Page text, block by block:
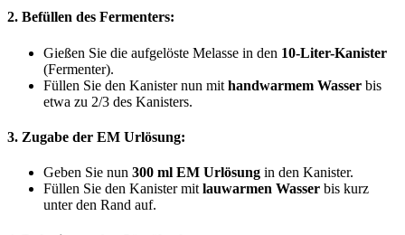
2. Befüllen des Fermenters:
Gießen Sie die aufgelöste Melasse in den 10-Liter-Kanister
(Fermenter).
Füllen Sie den Kanister nun mit handwarmem Wasser bis
etwa zu 2/3 des Kanisters.
3. Zugabe der EM Urlösung:
Geben Sie nun 300 ml EM Urlösung in den Kanister.
Füllen Sie den Kanister mit lauwarmen Wasser bis kurz
unter den Rand auf.